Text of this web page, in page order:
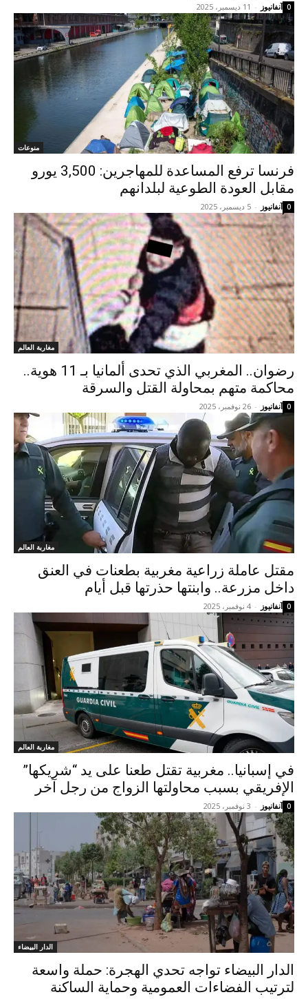
آنفانيوز - 11 ديسمبر، 2025 0
منوعات
فرنسا ترفع المساعدة للمهاجرين: 3,500 يورو
مقابل العودة الطوعية لبلدانهم
آنفانيوز - 5 ديسمبر، 2025 0
مغاربة العالم
رضوان.. المغربي الذي تحدى ألمانيا بـ 11 هوية..
محاكمة متهم بمحاولة القتل والسرقة
آنفانيوز - 26 نوفمبر، 2025 0
مغاربة العالم
مقتل عاملة زراعية مغربية بطعنات في العنق
داخل مزرعة.. وابنتها حذرتها قبل أيام
آنفانيوز - 4 نوفمبر، 2025 0
مغاربة العالم
في إسبانيا.. مغربية تقتل طعنا على يد “شريكها”
الإفريقي بسبب محاولتها الزواج من رجل آخر
آنفانيوز - 3 نوفمبر، 2025 0
الدار البيضاء
الدار البيضاء تواجه تحدي الهجرة: حملة واسعة
لترتيب الفضاءات العمومية وحماية الساكنة